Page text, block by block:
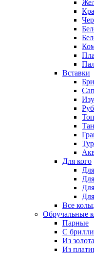
Вставки
Для кого
Все
Обручальные
Парные
С
Из золота
Из